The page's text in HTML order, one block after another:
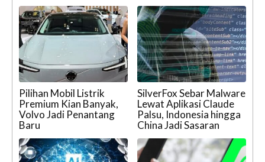
Pilihan Mobil Listrik
Premium Kian Banyak,
Volvo Jadi Penantang
Baru
SilverFox Sebar Malware
Lewat Aplikasi Claude
Palsu, Indonesia hingga
China Jadi Sasaran